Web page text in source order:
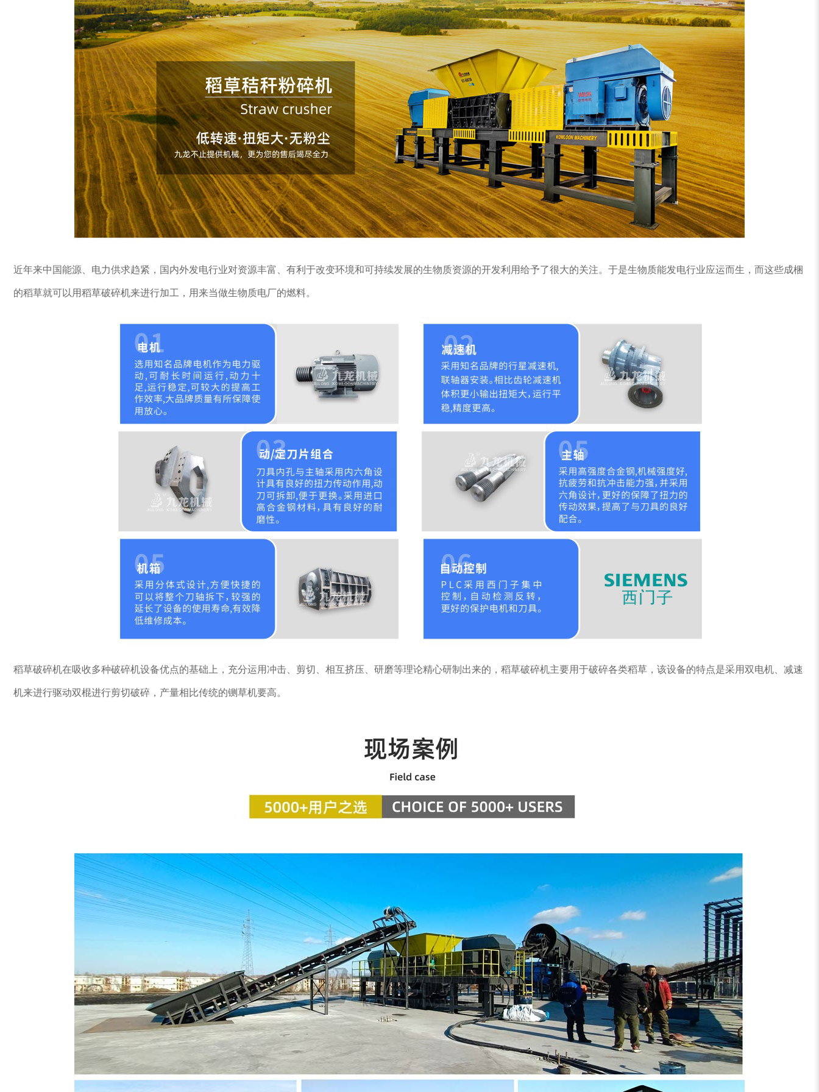
近年来中国能源、电力供求趋紧，国内外发电行业对资源丰富、有利于改变环境和可持续发展的生物质资源的开发利用给予了很大的关注。于是生物质能发电行业应运而生，而这些成梱
的稻草就可以用稻草破碎机来进行加工，用来当做生物质电厂的燃料。
稻草破碎机在吸收多种破碎机设备优点的基础上，充分运用冲击、剪切、相互挤压、研磨等理论精心研制出来的，稻草破碎机主要用于破碎各类稻草，该设备的特点是采用双电机、减速
机来进行驱动双棍进行剪切破碎，产量相比传统的铡草机要高。